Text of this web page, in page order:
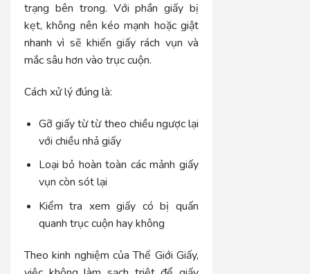
trạng bên trong. Với phần giấy bị
kẹt, không nên kéo mạnh hoặc giật
nhanh vì sẽ khiến giấy rách vụn và
mắc sâu hơn vào trục cuộn.
Cách xử lý đúng là:
Gỡ giấy từ từ theo chiều ngược lại
với chiều nhả giấy
Loại bỏ hoàn toàn các mảnh giấy
vụn còn sót lại
Kiểm tra xem giấy có bị quấn
quanh trục cuộn hay không
Theo kinh nghiệm của Thế Giới Giấy,